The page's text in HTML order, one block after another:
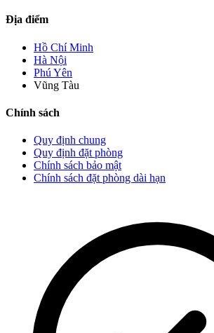
Địa điểm
Hồ Chí Minh
Hà Nội
Phú Yên
Vũng Tàu
Chính sách
Quy định chung
Quy định đặt phòng
Chính sách bảo mật
Chính sách đặt phòng dài hạn